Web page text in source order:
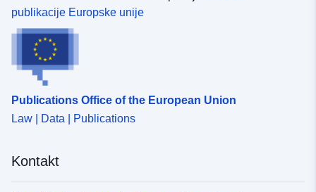
publikacije Europske unije
Publications Office of the European Union
Law | Data | Publications
Kontakt